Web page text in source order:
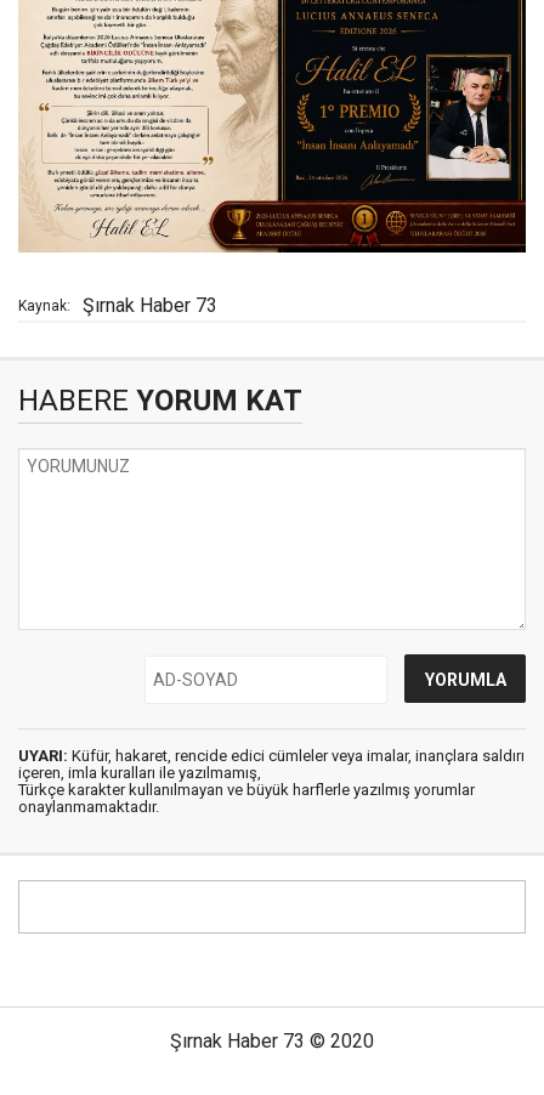
Kaynak: Şırnak Haber 73
HABERE YORUM KAT
UYARI: Küfür, hakaret, rencide edici cümleler veya imalar, inançlara saldırı
içeren, imla kuralları ile yazılmamış,
Türkçe karakter kullanılmayan ve büyük harflerle yazılmış yorumlar
onaylanmamaktadır.
Şırnak Haber 73 © 2020